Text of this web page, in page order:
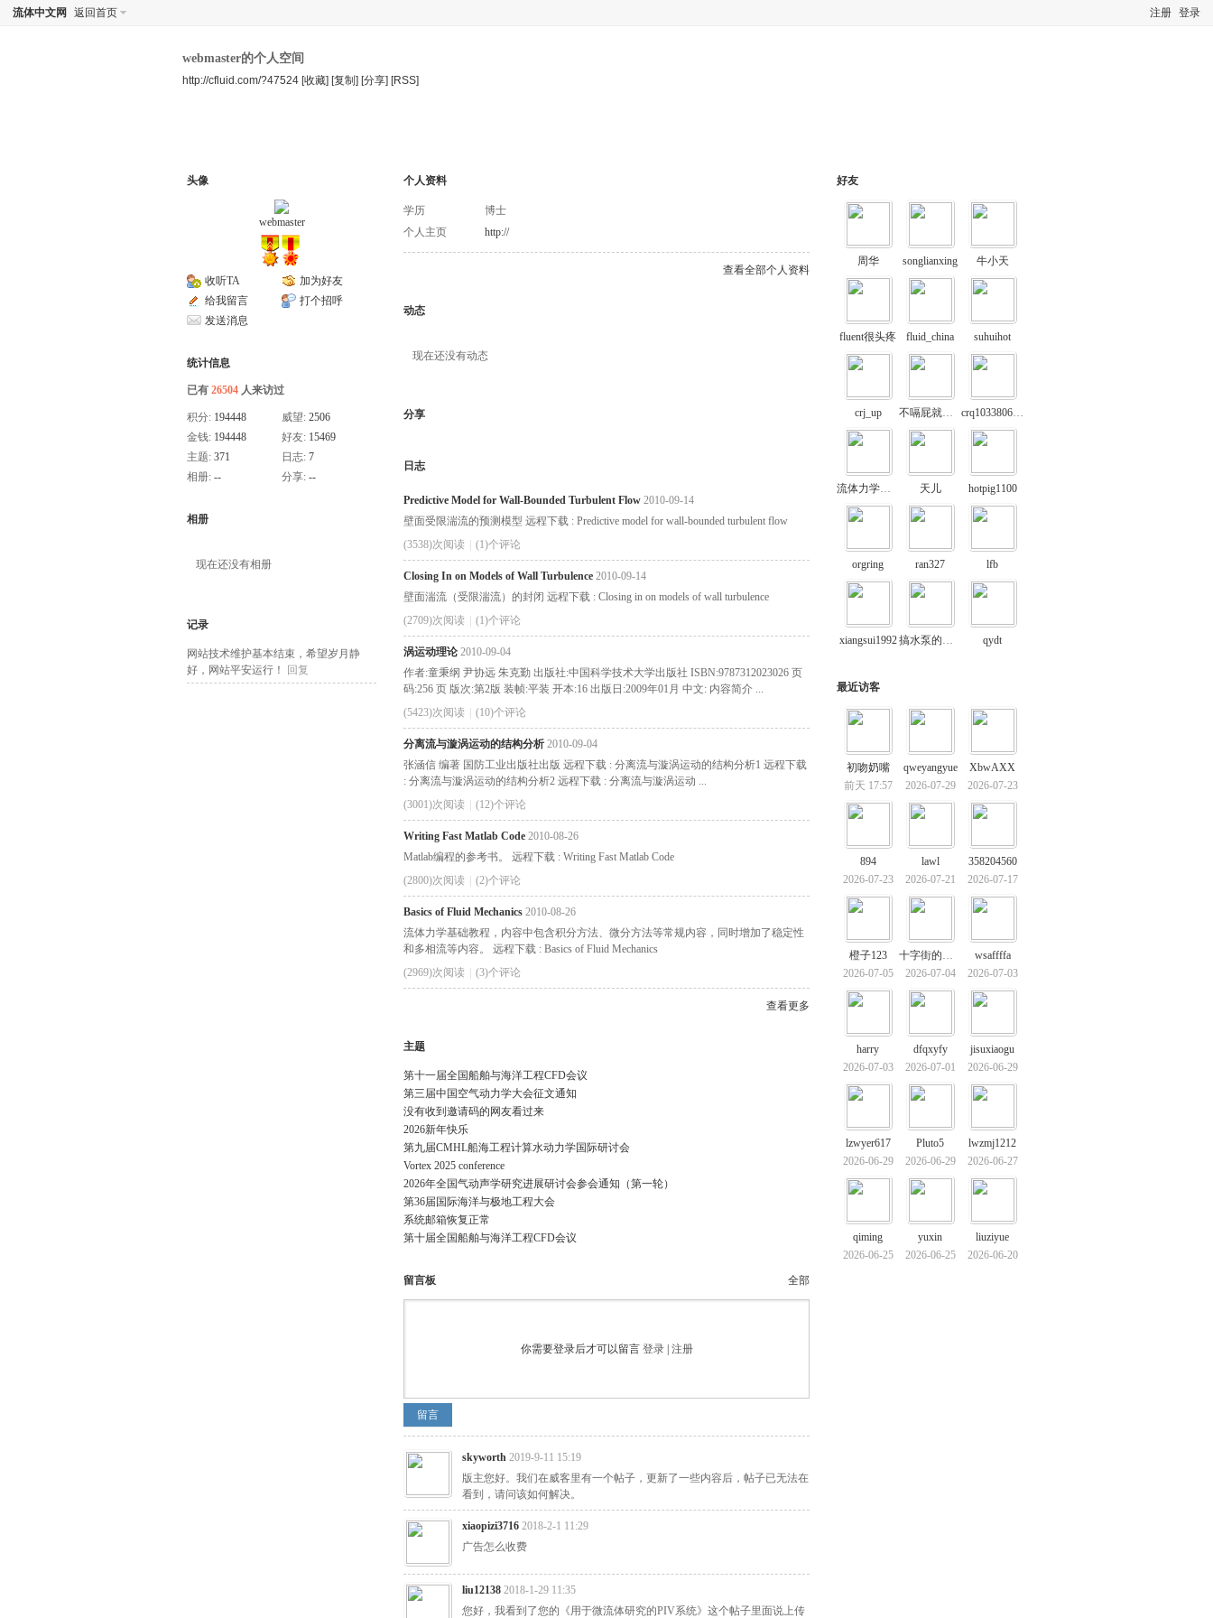
注册 登录
流体中文网 返回首页
webmaster的个人空间
http://cfluid.com/?47524 [收藏] [复制] [分享] [RSS]
头像
webmaster
收听TA
加为好友
给我留言
打个招呼
发送消息
统计信息
已有 26504 人来访过
积分: 194448 威望: 2506
金钱: 194448 好友: 15469
主题: 371 日志: 7
相册: -- 分享: --
相册
现在还没有相册
记录
网站技术维护基本结束，希望岁月静
好，网站平安运行！
回复
个人资料
学历
博士
个人主页
http://
查看全部个人资料
动态
现在还没有动态
分享
日志
Predictive Model for Wall-Bounded Turbulent Flow 2010-09-14
壁面受限湍流的预测模型 远程下载 : Predictive model for wall-bounded turbulent flow
(3538)次阅读
(1)个评论
Closing In on Models of Wall Turbulence 2010-09-14
壁面湍流（受限湍流）的封闭 远程下载 : Closing in on models of wall turbulence
(2709)次阅读
(1)个评论
涡运动理论 2010-09-04
作者:童秉纲 尹协远 朱克勤 出版社:中国科学技术大学出版社 ISBN:9787312023026 页
码:256 页 版次:第2版 装帧:平装 开本:16 出版日:2009年01月 中文: 内容简介 ...
(5423)次阅读
(10)个评论
分离流与漩涡运动的结构分析 2010-09-04
张涵信 编著 国防工业出版社出版 远程下载 : 分离流与漩涡运动的结构分析1 远程下载
: 分离流与漩涡运动的结构分析2 远程下载 : 分离流与漩涡运动 ...
(3001)次阅读
(12)个评论
Writing Fast Matlab Code 2010-08-26
Matlab编程的参考书。 远程下载 : Writing Fast Matlab Code
(2800)次阅读
(2)个评论
Basics of Fluid Mechanics 2010-08-26
流体力学基础教程，内容中包含积分方法、微分方法等常规内容，同时增加了稳定性
和多相流等内容。 远程下载 : Basics of Fluid Mechanics
(2969)次阅读
(3)个评论
查看更多
主题
第十一届全国船舶与海洋工程CFD会议
第三届中国空气动力学大会征文通知
没有收到邀请码的网友看过来
2026新年快乐
第九届CMHL船海工程计算水动力学国际研讨会
Vortex 2025 conference
2026年全国气动声学研究进展研讨会参会通知（第一轮）
第36届国际海洋与极地工程大会
系统邮箱恢复正常
第十届全国船舶与海洋工程CFD会议
留言板 全部
你需要登录后才可以留言 登录| 注册
留言
skyworth 2019-9-11 15:19
版主您好。我们在威客里有一个帖子，更新了一些内容后，帖子已无法在
看到，请问该如何解决。
xiaopizi3716 2018-2-1 11:29
广告怎么收费
liu12138 2018-1-29 11:35
您好，我看到了您的《用于微流体研究的PIV系统》这个帖子里面说上传
好友
周华 songlianxing 牛小天
fluent很头疼 fluid_china suhuihot
crj_up 不嗝屁就算成功 crq1033806976
流体力学小菜鸟 天儿 hotpig1100
orgring ran327 lfb
xiangsui1992 搞水泵的小徐 qydt
最近访客
初吻奶嘴
前天 17:57
qweyangyue
2026-07-29
XbwAXX
2026-07-23
894
2026-07-23
lawl
2026-07-21
358204560
2026-07-17
橙子123
2026-07-05
十字街的晚风
2026-07-04
wsaffffa
2026-07-03
harry
2026-07-03
dfqxyfy
2026-07-01
jisuxiaogu
2026-06-29
lzwyer617
2026-06-29
Pluto5
2026-06-29
lwzmj1212
2026-06-27
qiming
2026-06-25
yuxin
2026-06-25
liuziyue
2026-06-20